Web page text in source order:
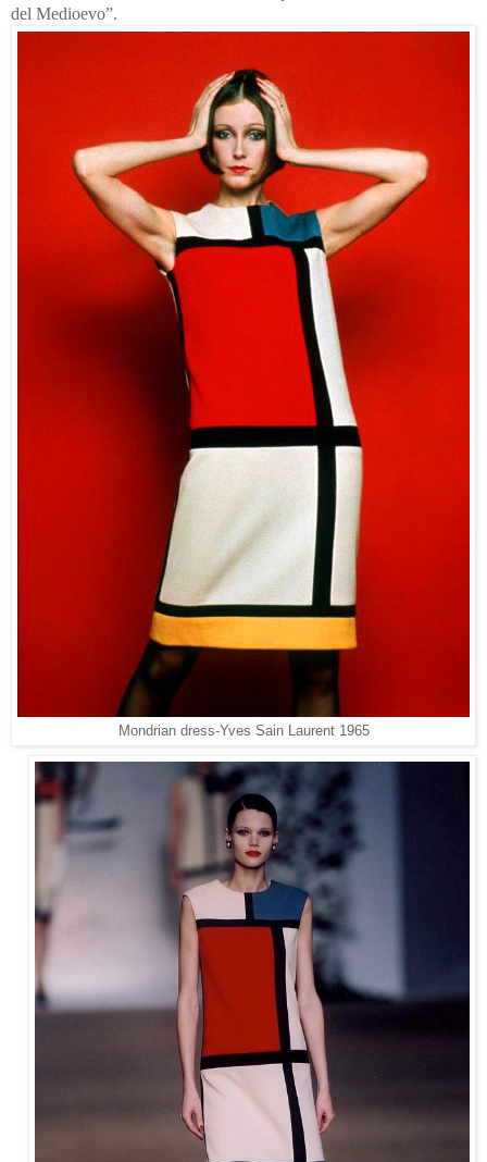
del Medioevo”.
Mondrian dress-Yves Sain Laurent 1965